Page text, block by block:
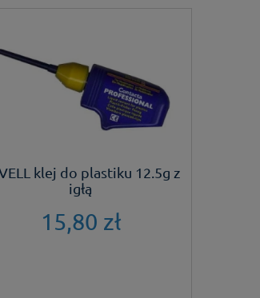
klej do plastiku 12.5g z
igłą
15,80 zł